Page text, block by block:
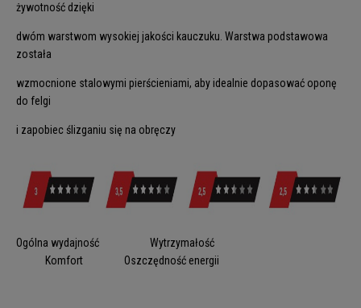
żywotność dzięki
dwóm warstwom wysokiej jakości kauczuku. Warstwa podstawowa
została
wzmocnione stalowymi pierścieniami, aby idealnie dopasować oponę
do felgi
i zapobiec ślizganiu się na obręczy
Ogólna wydajność Wytrzymałość
Komfort Oszczędność energii